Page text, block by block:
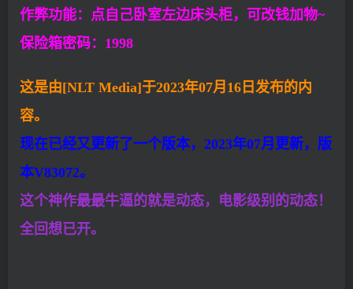
作弊功能：点自己卧室左边床头柜，可改钱加物~
保险箱密码：1998
这是由[NLT Media]于2023年07月16日发布的内
容。
现在已经又更新了一个版本，2023年07月更新，版
本V83072。
这个神作最最牛逼的就是动态，电影级别的动态！
全回想已开。